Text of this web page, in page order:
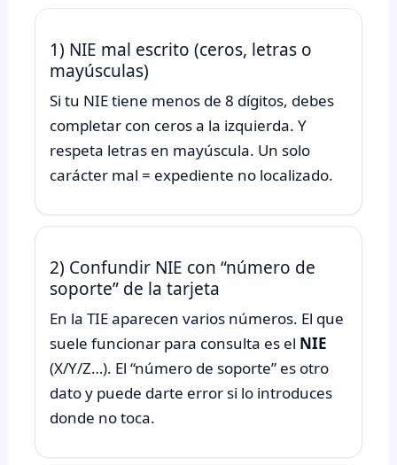
1) NIE mal escrito (ceros, letras o
mayúsculas)
Si tu NIE tiene menos de 8 dígitos, debes
completar con ceros a la izquierda. Y
respeta letras en mayúscula. Un solo
carácter mal = expediente no localizado.
2) Confundir NIE con “número de
soporte” de la tarjeta
En la TIE aparecen varios números. El que
suele funcionar para consulta es el NIE
(X/Y/Z…). El “número de soporte” es otro
dato y puede darte error si lo introduces
donde no toca.